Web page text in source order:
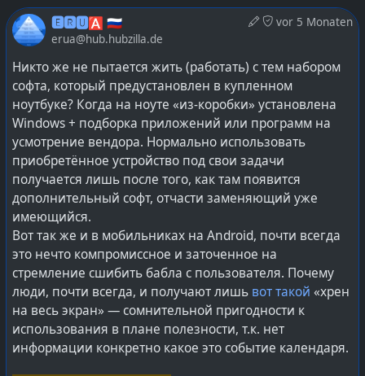
vor 5 Monaten
🅴🆁🆄🅰 🇷🇺
erua@hub.hubzilla.de
Никто же не пытается жить (работать) с тем набором
софта, который предустановлен в купленном
ноутбуке? Когда на ноуте «из-коробки» установлена
Windows + подборка приложений или программ на
усмотрение вендора. Нормально использовать
приобретённое устройство под свои задачи
получается лишь после того, как там появится
дополнительный софт, отчасти заменяющий уже
имеющийся.
Вот так же и в мобильниках на Android, почти всегда
это нечто компромиссное и заточенное на
стремление сшибить бабла с пользователя. Почему
люди, почти всегда, и получают лишь вот такой «хрен
на весь экран» — сомнительной пригодности к
использования в плане полезности, т.к. нет
информации конкретно какое это событие календаря.